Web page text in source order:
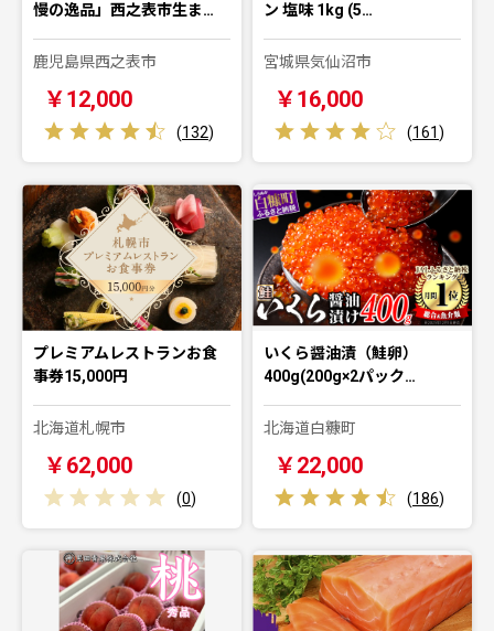
慢の逸品」西之表市生ま…
鹿児島県西之表市
￥12,000
(132)
ン 塩味 1kg (5…
宮城県気仙沼市
￥16,000
(161)
プレミアムレストランお食
事券15,000円
北海道札幌市
￥62,000
(0)
いくら醤油漬（鮭卵）
400g(200g×2パック…
北海道白糠町
￥22,000
(186)